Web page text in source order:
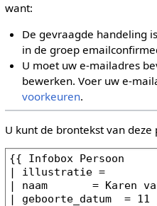
want:
De gevraagde handeling
in de groep
U moet uw e-mailadres
bewerken. Voer uw e-
voorkeuren.
U kunt de brontekst van